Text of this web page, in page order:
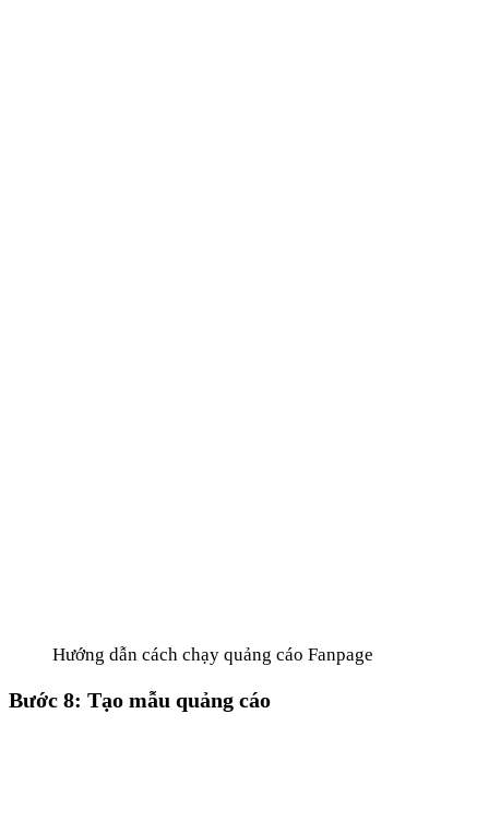
Hướng dẫn cách chạy quảng cáo Fanpage
Bước 8: Tạo mẫu quảng cáo